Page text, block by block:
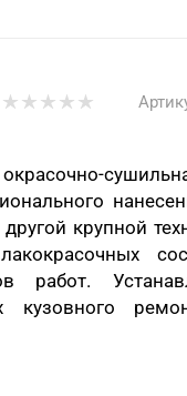
крупной
кузовного